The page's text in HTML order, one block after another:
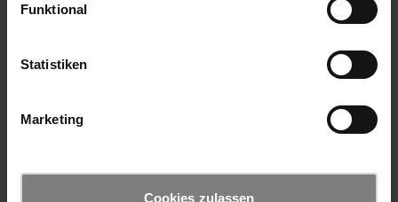
Funktional
Statistiken
Marketing
Cookies zulassen